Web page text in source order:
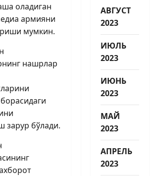
оладиган
армияни
мумкин.
нашрлар
зарур бўлади.
АВГУСТ
2023
ИЮЛЬ
2023
ИЮНЬ
2023
МАЙ
2023
АПРЕЛЬ
2023